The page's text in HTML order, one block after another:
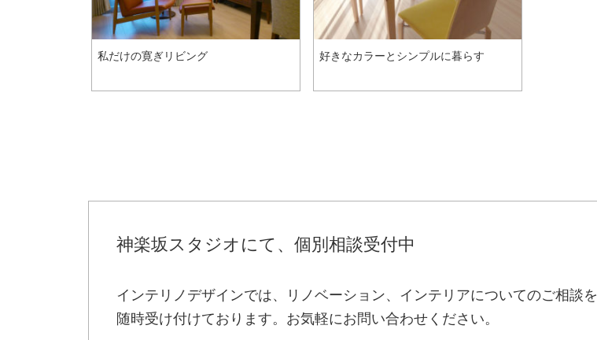
私だけの寛ぎリビング 好きなカラーとシンプルに暮らす
神楽坂スタジオにて、個別相談受付中
インテリノデザインでは、リノベーション、インテリアについてのご相談を
随時受け付けております。お気軽にお問い合わせください。